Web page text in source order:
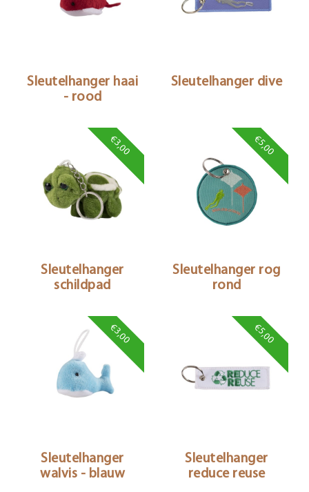
Sleutelhanger haai
- rood
Sleutelhanger dive
€3,00
Sleutelhanger
schildpad
€5,00
Sleutelhanger rog
rond
€3,00
Sleutelhanger
walvis - blauw
€5,00
Sleutelhanger
reduce reuse